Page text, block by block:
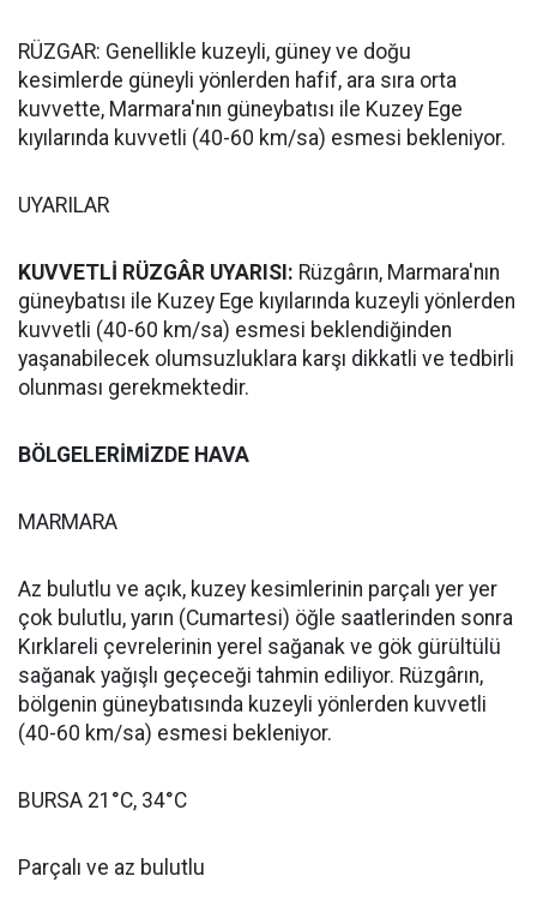
RÜZGAR: Genellikle kuzeyli, güney ve doğu
kesimlerde güneyli yönlerden hafif, ara sıra orta
kuvvette, Marmara'nın güneybatısı ile Kuzey Ege
kıyılarında kuvvetli (40-60 km/sa) esmesi bekleniyor.
UYARILAR
KUVVETLİ RÜZGÂR UYARISI: Rüzgârın, Marmara'nın
güneybatısı ile Kuzey Ege kıyılarında kuzeyli yönlerden
kuvvetli (40-60 km/sa) esmesi beklendiğinden
yaşanabilecek olumsuzluklara karşı dikkatli ve tedbirli
olunması gerekmektedir.
BÖLGELERİMİZDE HAVA
MARMARA
Az bulutlu ve açık, kuzey kesimlerinin parçalı yer yer
çok bulutlu, yarın (Cumartesi) öğle saatlerinden sonra
Kırklareli çevrelerinin yerel sağanak ve gök gürültülü
sağanak yağışlı geçeceği tahmin ediliyor. Rüzgârın,
bölgenin güneybatısında kuzeyli yönlerden kuvvetli
(40-60 km/sa) esmesi bekleniyor.
BURSA 21°C, 34°C
Parçalı ve az bulutlu